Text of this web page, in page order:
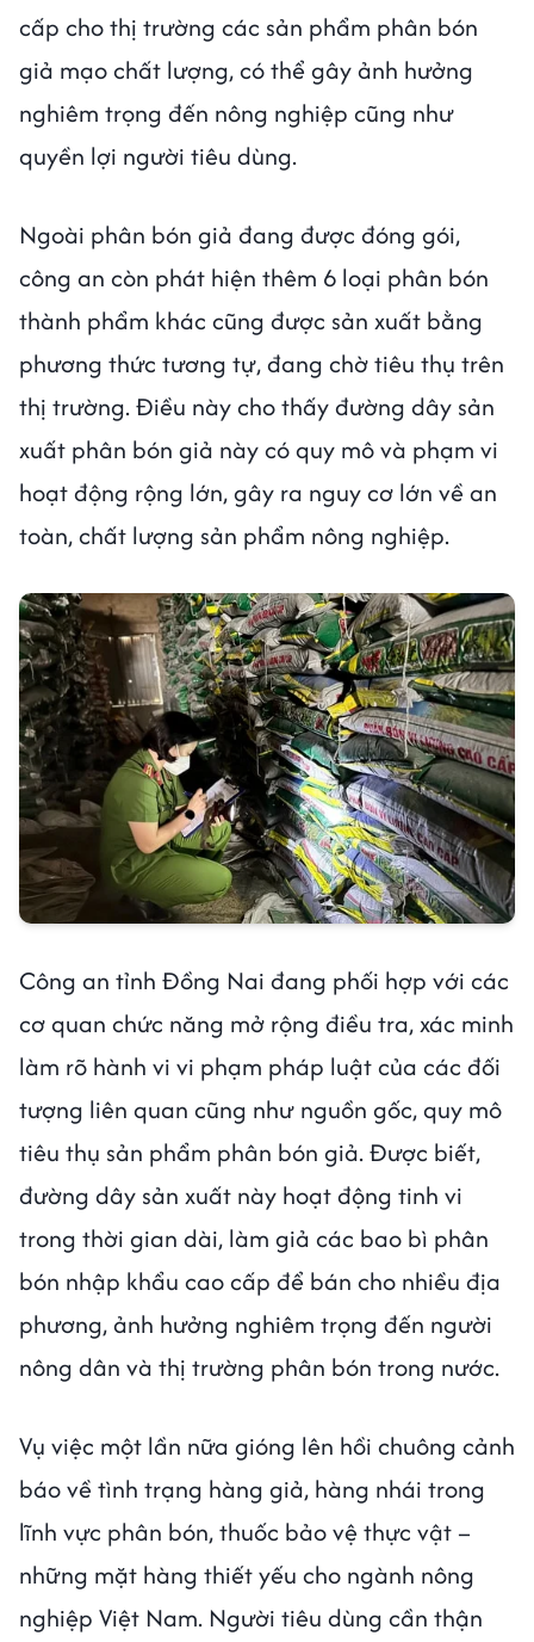
cấp cho thị trường các sản phẩm phân bón
giả mạo chất lượng, có thể gây ảnh hưởng
nghiêm trọng đến nông nghiệp cũng như
quyền lợi người tiêu dùng.
Ngoài phân bón giả đang được đóng gói,
công an còn phát hiện thêm 6 loại phân bón
thành phẩm khác cũng được sản xuất bằng
phương thức tương tự, đang chờ tiêu thụ trên
thị trường. Điều này cho thấy đường dây sản
xuất phân bón giả này có quy mô và phạm vi
hoạt động rộng lớn, gây ra nguy cơ lớn về an
toàn, chất lượng sản phẩm nông nghiệp.
Công an tỉnh Đồng Nai đang phối hợp với các
cơ quan chức năng mở rộng điều tra, xác minh
làm rõ hành vi vi phạm pháp luật của các đối
tượng liên quan cũng như nguồn gốc, quy mô
tiêu thụ sản phẩm phân bón giả. Được biết,
đường dây sản xuất này hoạt động tinh vi
trong thời gian dài, làm giả các bao bì phân
bón nhập khẩu cao cấp để bán cho nhiều địa
phương, ảnh hưởng nghiêm trọng đến người
nông dân và thị trường phân bón trong nước.
Vụ việc một lần nữa gióng lên hồi chuông cảnh
báo về tình trạng hàng giả, hàng nhái trong
lĩnh vực phân bón, thuốc bảo vệ thực vật –
những mặt hàng thiết yếu cho ngành nông
nghiệp Việt Nam. Người tiêu dùng cần thận